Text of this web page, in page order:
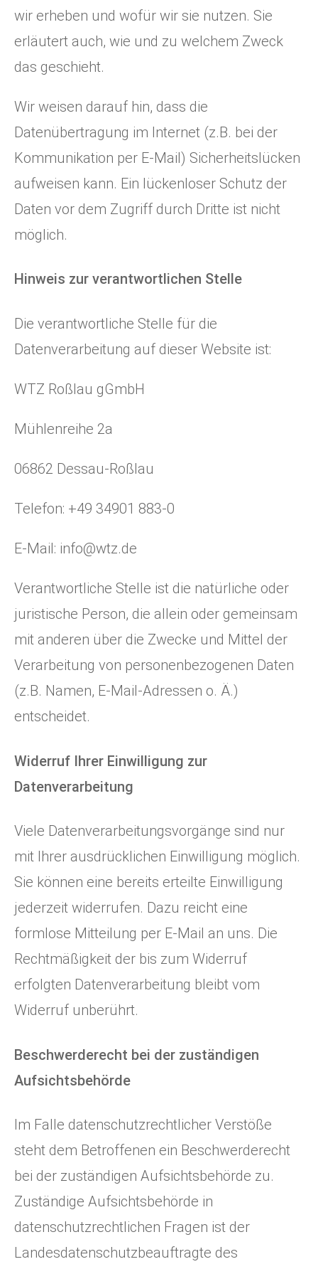
wir erheben und wofür wir sie nutzen. Sie
erläutert auch, wie und zu welchem Zweck
das geschieht.
Wir weisen darauf hin, dass die
Datenübertragung im Internet (z.B. bei der
Kommunikation per E-Mail) Sicherheitslücken
aufweisen kann. Ein lückenloser Schutz der
Daten vor dem Zugriff durch Dritte ist nicht
möglich.
Hinweis zur verantwortlichen Stelle
Die verantwortliche Stelle für die
Datenverarbeitung auf dieser Website ist:
WTZ Roßlau gGmbH
Mühlenreihe 2a
06862 Dessau-Roßlau
Telefon: +49 34901 883-0
E-Mail: info@wtz.de
Verantwortliche Stelle ist die natürliche oder
juristische Person, die allein oder gemeinsam
mit anderen über die Zwecke und Mittel der
Verarbeitung von personenbezogenen Daten
(z.B. Namen, E-Mail-Adressen o. Ä.)
entscheidet.
Widerruf Ihrer Einwilligung zur
Datenverarbeitung
Viele Datenverarbeitungsvorgänge sind nur
mit Ihrer ausdrücklichen Einwilligung möglich.
Sie können eine bereits erteilte Einwilligung
jederzeit widerrufen. Dazu reicht eine
formlose Mitteilung per E-Mail an uns. Die
Rechtmäßigkeit der bis zum Widerruf
erfolgten Datenverarbeitung bleibt vom
Widerruf unberührt.
Beschwerderecht bei der zuständigen
Aufsichtsbehörde
Im Falle datenschutzrechtlicher Verstöße
steht dem Betroffenen ein Beschwerderecht
bei der zuständigen Aufsichtsbehörde zu.
Zuständige Aufsichtsbehörde in
datenschutzrechtlichen Fragen ist der
Landesdatenschutzbeauftragte des